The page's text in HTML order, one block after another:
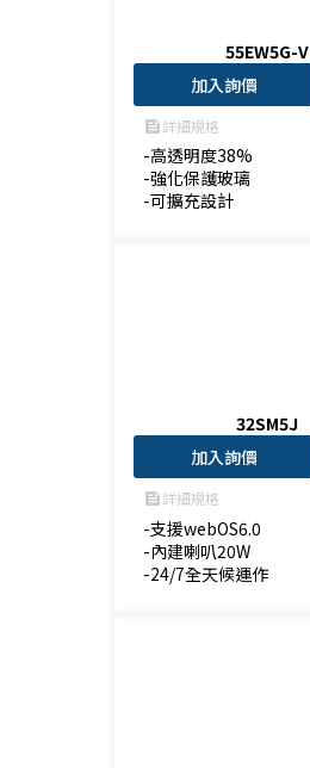
55EW5G-V
加入詢價
feed詳細規格
-高透明度38%
-強化保護玻璃
-可擴充設計
32SM5J
加入詢價
feed詳細規格
-支援webOS6.0
-內建喇叭20W
-24/7全天候運作